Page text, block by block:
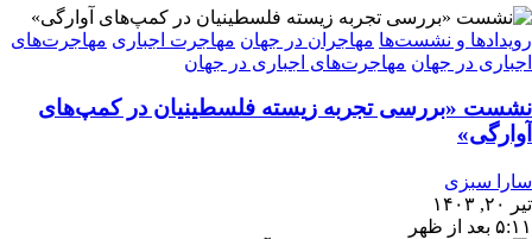
رویدادها و نشست‌ها مهاجران در جهان مهاجرت اجباری مهاجرت‌های
اجباری در جهان مهاجرت‌های اجباری در جهان
نشست «بررسی تجربه‌ زیسته فلسطینیان در کمپ‌های
آوارگی»
سارا سبزی
تیر ۲۰, ۱۴۰۳
۵:۱۱ بعد از ظهر